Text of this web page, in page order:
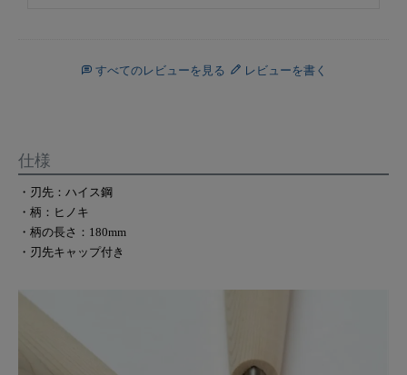
すべてのレビューを見る レビューを書く
仕様
・刃先：ハイス鋼
・柄：ヒノキ
・柄の長さ：180mm
・刃先キャップ付き